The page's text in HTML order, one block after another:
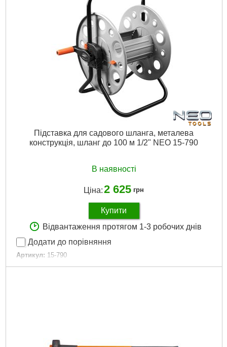
Докладніше...
Підставка для садового шланга, металева
конструкція, шланг до 100 м 1/2" NEO 15-790
В наявності
Ціна:2 625 грн
Купити
Відвантаження протягом 1-3 робочих днів
Додати до порівняння
Артикул: 15-790
Код товару: 25.63.04